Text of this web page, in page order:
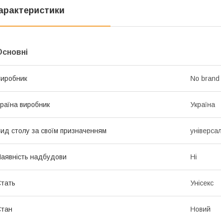
No brand
виробник Україна
столу за своїм призначенням
надбудови Ні
Унісекс
Новий